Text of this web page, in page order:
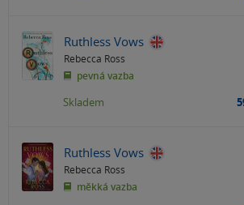
Ruthless Vows
Rebecca Ross
pevná vazba
Skladem
Ruthless Vows
Rebecca Ross
měkká vazba